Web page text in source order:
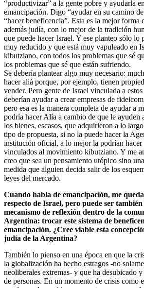
“productivizar” a la gente pobre y ayudarla
emancipación. Digo “ayudar en su camino
“hacer beneficencia”. Esta es la mejor forma
además judía, con lo mejor de la tradición
que puede hacer Israel. Y ese planteo sólo lo
muy reducido y que está muy vapuleado en
kibutziano, con todos los problemas que sé
los problemas que sé que están sufriendo.
Se debería plantear algo muy necesario:
hacer aliá porque, por ejemplo, tienen
vender. Pero gente de Israel vinculada a
deberían ayudar a crear empresas de
pero esa es la manera completa de ayudar a
podría hacer Alía a cambio de que le ayuden
los bienes, escasos, que adquirieron a lo
tipo de propuesta, si no la puede hacer la
institución oficial, a lo mejor la podrían hacer
vinculados al movimiento kibutziano. Y me
creo que sea un pensamiento utópico sino
medida que alguien decida salir de los
leyes del mercado.
Cuando habla de emancipación, me
respecto de Israel, pero puede ser
mecanismo de reflexión dentro de la
Argentina: trocar este sistema de
emancipación. ¿Cree viable esta
judía de la Argentina?
También lo pienso en una época en que la
la globalización ha hecho estragos -no
neoliberales extremas- y que ha desubicado
de personas. En un momento de crisis como